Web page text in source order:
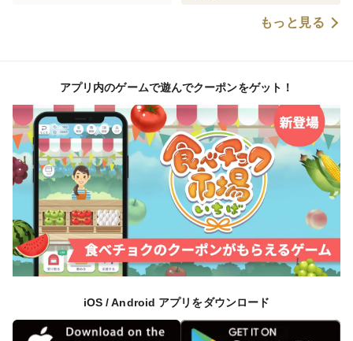
メロンの食べごろで迷ってしまいませんか？
「食べごろ」を表示してお届けします。
食べごろの違うメロンを入れる対応は出来ませんが、届
いてから冷蔵庫に入れるなど保管温度を変えることで1
週間ほど遅らせることが出来ます。
メロンを美味しくするために、成長ホルモン剤は使用し
ていないため、食べ頃になっても香りがしない場合があ
ります。
こちらの2本の動画を確認していただけると幸いです。
もっと見る
アプリ内のゲームで遊んでクーポンをゲット！
iOS / Android アプリをダウンロード